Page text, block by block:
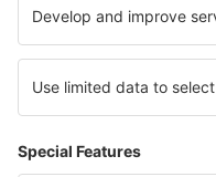
Volta
10 nov (ter) MXP - LIS
06:20 18:05 12h 45min